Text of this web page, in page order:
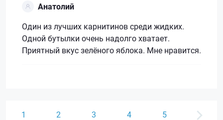
Анатолий
Один из лучших карнитинов среди жидких.
Одной бутылки очень надолго хватает.
Приятный вкус зелёного яблока. Мне нравится.
1 2 3 4 5